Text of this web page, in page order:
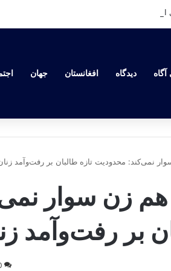
دیدگاه افغانستان جهان
نمی‌کند: محدودیت تازه طالبان بر رفت‌وآمد
زن سوار
بر رفت‌وآمد